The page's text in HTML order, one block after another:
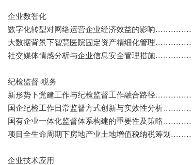
企业数智化
数字化转型对网络运营企业经济效益的影
大数据背景下智慧医院固定资产精细化管
社交媒体情感分析与企业信息安全管理措
纪检监督·税务
新形势下党建工作与纪检监督工作融合路
国企纪检工作日常监督方式创新与实效性
国有企业一体化监督体系构建的重要性及
项目全生命周期下房地产业土地增值税纳税
企业技术应用